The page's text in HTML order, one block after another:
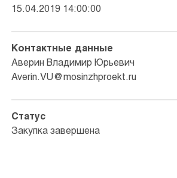
15.04.2019 14:00:00
Контактные данные
Аверин Владимир Юрьевич
Averin.VU@mosinzhproekt.ru
Статус
Закупка завершена